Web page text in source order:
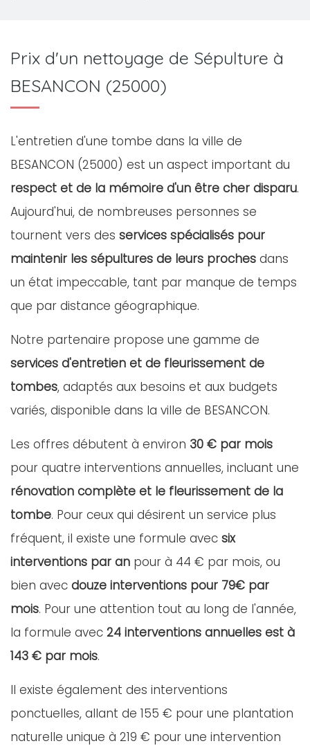
Prix d'un nettoyage de Sépulture à
BESANCON (25000)
L'entretien d'une tombe dans la ville de
BESANCON (25000) est un aspect important du
respect et de la mémoire d'un être cher disparu.
Aujourd'hui, de nombreuses personnes se
tournent vers des services spécialisés pour
maintenir les sépultures de leurs proches dans
un état impeccable, tant par manque de temps
que par distance géographique.
Notre partenaire propose une gamme de
services d'entretien et de fleurissement de
tombes, adaptés aux besoins et aux budgets
variés, disponible dans la ville de BESANCON.
Les offres débutent à environ 30 € par mois
pour quatre interventions annuelles, incluant une
rénovation complète et le fleurissement de la
tombe. Pour ceux qui désirent un service plus
fréquent, il existe une formule avec six
interventions par an pour à 44 € par mois, ou
bien avec douze interventions pour 79€ par
mois. Pour une attention tout au long de l'année,
la formule avec 24 interventions annuelles est à
143 € par mois.
Il existe également des interventions
ponctuelles, allant de 155 € pour une plantation
naturelle unique à 219 € pour une intervention